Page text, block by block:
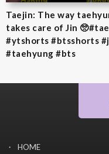
Taejin: The way
takes care of Jin
#ytshorts #btsshorts
#taehyung #bts
HOME